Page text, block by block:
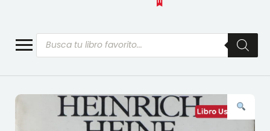
Búsqueda
de
productos